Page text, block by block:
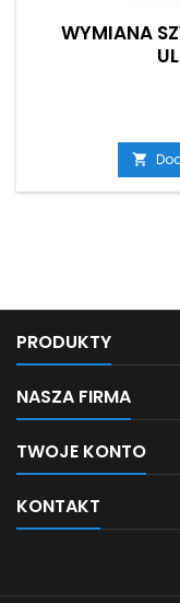
WYMIANA

PRODUKTY
NASZA FIRMA
TWOJE KONTO
KONTAKT